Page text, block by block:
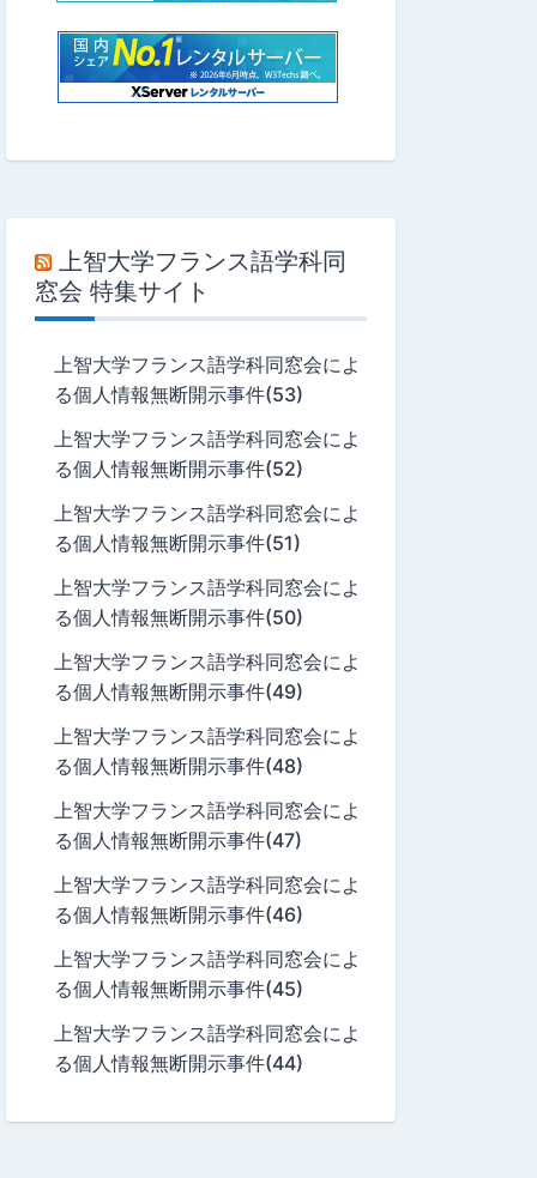
上智大学フランス語学科同
窓会 特集サイト
上智大学フランス語学科同窓会によ
る個人情報無断開示事件(53)
上智大学フランス語学科同窓会によ
る個人情報無断開示事件(52)
上智大学フランス語学科同窓会によ
る個人情報無断開示事件(51)
上智大学フランス語学科同窓会によ
る個人情報無断開示事件(50)
上智大学フランス語学科同窓会によ
る個人情報無断開示事件(49)
上智大学フランス語学科同窓会によ
る個人情報無断開示事件(48)
上智大学フランス語学科同窓会によ
る個人情報無断開示事件(47)
上智大学フランス語学科同窓会によ
る個人情報無断開示事件(46)
上智大学フランス語学科同窓会によ
る個人情報無断開示事件(45)
上智大学フランス語学科同窓会によ
る個人情報無断開示事件(44)